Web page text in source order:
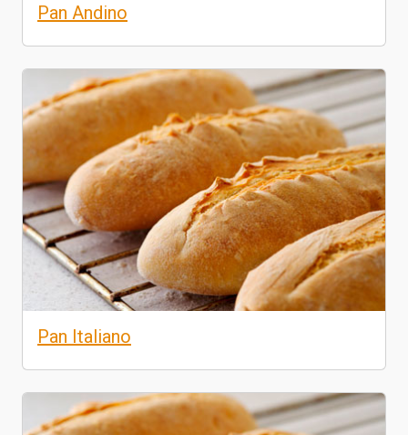
Pan Andino
Pan Italiano